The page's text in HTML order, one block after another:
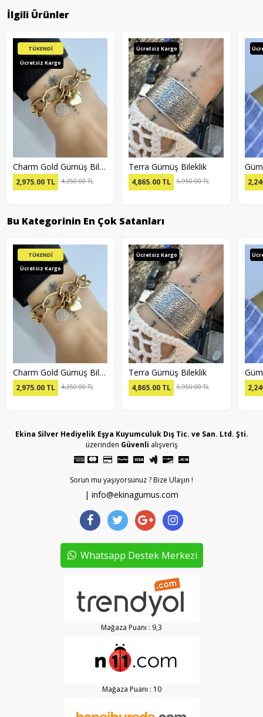
İlgili Ürünler
TÜKENDİ
Ücretsiz Kargo
Charm Gold Gümüş Bileklik
2,975.00TL 4,250.00 TL
Ücretsiz Kargo
Terra Gümüş Bileklik
4,865.00 TL 6,950.00 TL
Bu Kategorinin En Çok Satanları
TÜKENDİ
Ücretsiz Kargo
Charm Gold Gümüş Bileklik
2,975.00TL 4,250.00 TL
Ücretsiz Kargo
Terra Gümüş Bileklik
4,865.00 TL 6,950.00 TL
Ekina Silver Hediyelik Eşya Kuyumculuk Dış Tic. ve San. Ltd. Şti.
üzerinden Güvenli alışveriş
Sorun mu yaşıyorsunuz ? Bize Ulaşın !
| info@ekinagumus.com
Whatsapp Destek Merkezi
Mağaza Puanı : 9,3
Mağaza Puanı : 10